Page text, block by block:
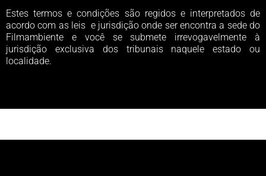
Estes termos e condições são regidos e interpretados de
acordo com as leis e jurisdição onde ser encontra a sede do
Filmambiente e você se submete irrevogavelmente à
jurisdição exclusiva dos tribunais naquele estado ou
localidade.